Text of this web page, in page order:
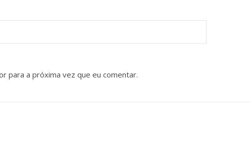
para a próxima vez que eu comentar.